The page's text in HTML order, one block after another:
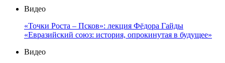
Видео
«Точки Роста – Псков»: лекция Фёдора Гайды
«Евразийский союз: история, опрокинутая в будущее»
Видео